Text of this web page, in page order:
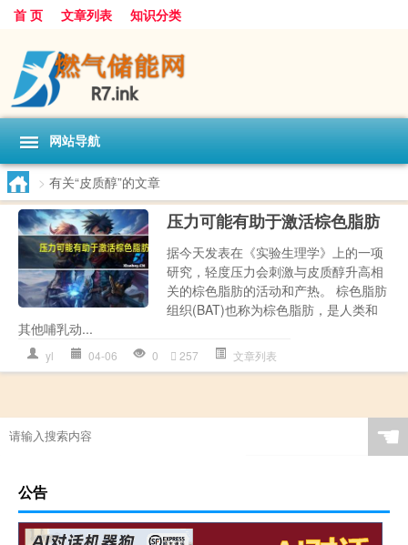
首 页 文章列表 知识分类
网站导航
> 有关“皮质醇”的文章
压力可能有助于激活棕色脂肪
据今天发表在《实验生理学》上的一项
研究，轻度压力会刺激与皮质醇升高相
关的棕色脂肪的活动和产热。 棕色脂肪
组织(BAT)也称为棕色脂肪，是人类和
其他哺乳动...
yl 04-06 0 257 文章列表
☚
公告